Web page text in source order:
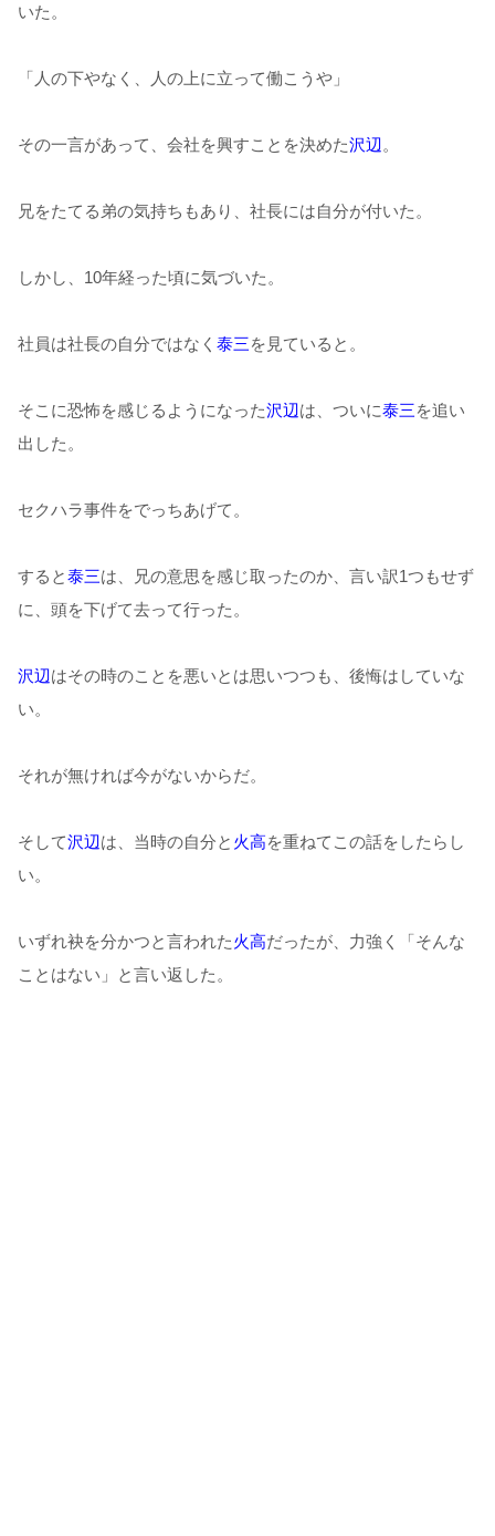
いた。
「人の下やなく、人の上に立って働こうや」
その一言があって、会社を興すことを決めた沢辺 。
兄をたてる弟の気持ちもあり、社長には自分が付いた。
しかし、10年経った頃に気づいた。
社員は社長の自分ではなく 泰三を見ていると。
そこに恐怖を感じるようになった沢辺は、ついに泰三を追い
出した。
セクハラ事件をでっちあげて。
すると泰三は、兄の意思を感じ取ったのか、言い訳1つもせず
に、頭を下げて去って行った。
沢辺はその時のことを悪いとは思いつつも、後悔はしていな
い。
それが無ければ今がないからだ。
そして沢辺は、当時の自分と 火高を重ねてこの話をしたらし
い。
いずれ袂を分かつと言われた火高だったが、力強く「そんな
ことはない」と言い返した。